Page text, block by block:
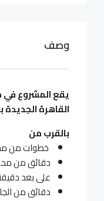
وصف
يقع المشروع في
القاهرة
بالقرب من
خطوات من
دقائق من
على بعد
دقائق من